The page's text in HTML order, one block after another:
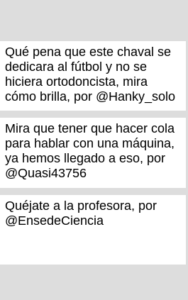
Qué pena que este chaval se
dedicara al fútbol y no se
hiciera ortodoncista, mira
cómo brilla, por @Hanky_solo
Mira que tener que hacer cola
para hablar con una máquina,
ya hemos llegado a eso, por
@Quasi43756
Quéjate a la profesora, por
@EnsedeCiencia